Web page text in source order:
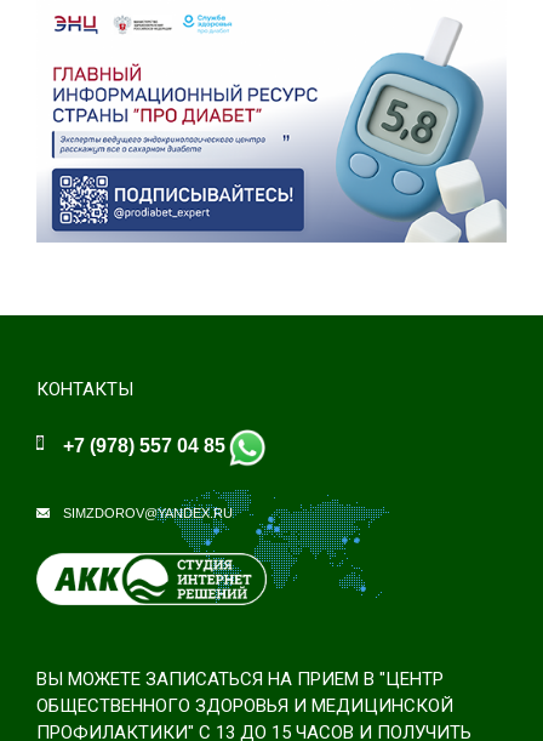
КОНТАКТЫ
+7 (978) 557 04 85
SIMZDOROV@YANDEX.RU
ВЫ МОЖЕТЕ ЗАПИСАТЬСЯ НА ПРИЕМ В "ЦЕНТР
ОБЩЕСТВЕННОГО ЗДОРОВЬЯ И МЕДИЦИНСКОЙ
ПРОФИЛАКТИКИ" С 13 ДО 15 ЧАСОВ И ПОЛУЧИТЬ